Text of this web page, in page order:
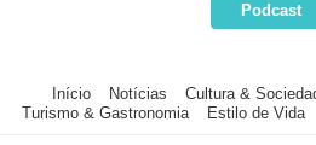
Podcast
Início Notícias Cultura &
Turismo & Gastronomia
Estilo de Vida